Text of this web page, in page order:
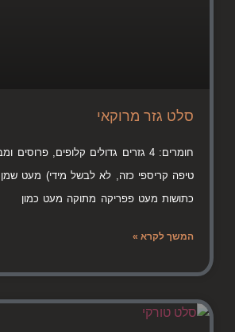
סלט גזר מרוקאי
חומרים: 4 גזרים גדולים קלופים,
כתושות מעט פפריקה מתוקה מעט כמון
המשך לקרא »